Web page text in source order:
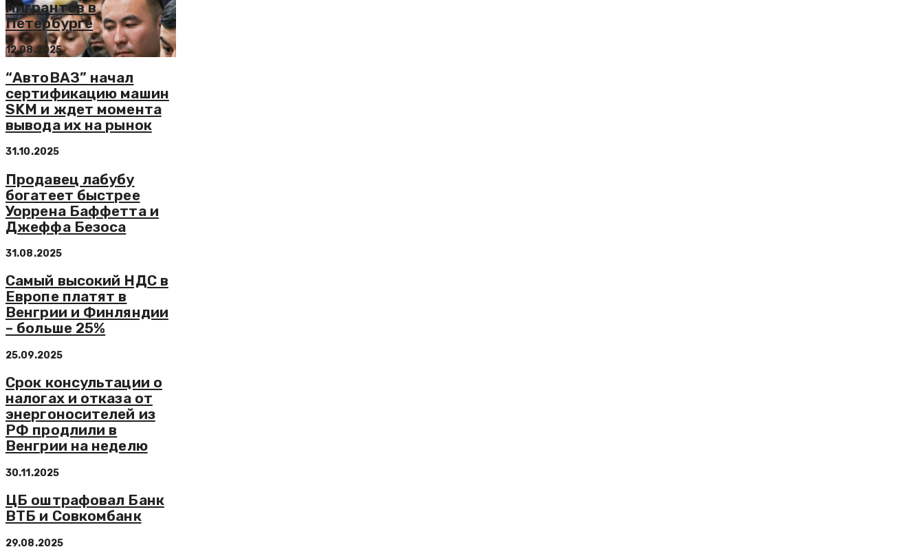
мигрантов в
Петербурге
12.08.2025
“АвтоВАЗ” начал
сертификацию машин
SKM и ждет момента
вывода их на рынок
31.10.2025
Продавец лабубу
богатеет быстрее
Уоррена Баффетта и
Джеффа Безоса
31.08.2025
Самый высокий НДС в
Европе платят в
Венгрии и Финляндии
– больше 25%
25.09.2025
Срок консультации о
налогах и отказа от
энергоносителей из
РФ продлили в
Венгрии на неделю
30.11.2025
ЦБ оштрафовал Банк
ВТБ и Совкомбанк
29.08.2025